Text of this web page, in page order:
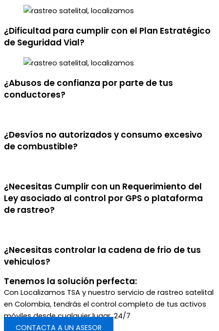
¿Dificultad para cumplir con el Plan Estratégico
de Seguridad Vial?
¿Abusos de confianza por parte de tus
conductores?
¿Desvíos no autorizados y consumo excesivo
de combustible?
¿Necesitas Cumplir con un Requerimiento del
Ley asociado al control por GPS o plataforma
de rastreo?
¿Necesitas controlar la cadena de frio de tus
vehiculos?
Tenemos la solución perfecta:
Con Localizamos TSA y nuestro servicio de rastreo satelital
en Colombia, tendrás el control completo de tus activos
móviles desde cualquier lugar, 24/7
CONTACTA A UN ASESOR